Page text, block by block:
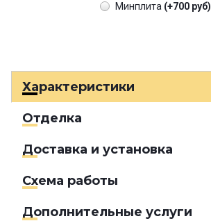
Минплита (+700 руб)
Характеристики
Отделка
Доставка и установка
Схема работы
Дополнительные услуги